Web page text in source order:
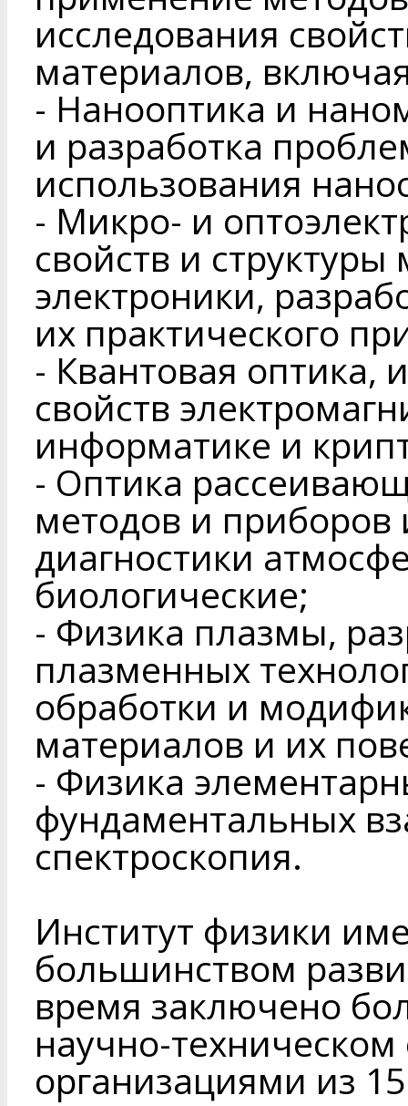
исследования
материалов,
- Нанооптика и
и разработка
использования
- Микро- и
свойств и
электроники,
их практического
- Квантовая оптика,
свойств
информатике и
- Оптика
методов и приборов
диагностики
биологические;
- Физика плазмы,
плазменных
обработки и
материалов и их
- Физика
фундаментальных
спектроскопия.
Институт физики
большинством
время заключено
научно-техническом
организациями из